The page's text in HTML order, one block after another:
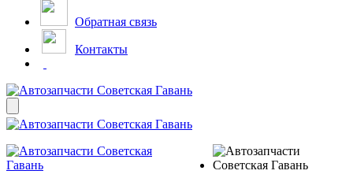
Обратная связь
Контакты